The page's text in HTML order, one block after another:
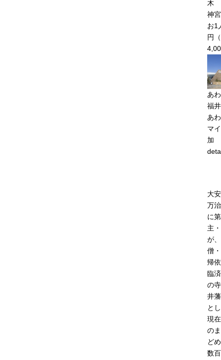
木
神
お
円
あ
福
あ
マ
加
大
万
に
主
が
僧
帰
臨
の
井
と
現
の
ど
数